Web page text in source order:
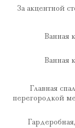
За акцентной
Ванная
Ванная
Главная
перегородкой